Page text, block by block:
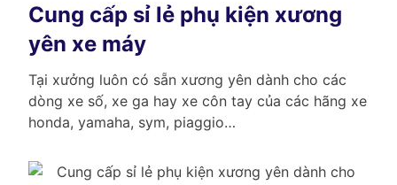
Cung cấp sỉ lẻ phụ kiện xương
yên xe máy
Tại xưởng luôn có sẵn xương yên dành cho các
dòng xe số, xe ga hay xe côn tay của các hãng xe
honda, yamaha, sym, piaggio…